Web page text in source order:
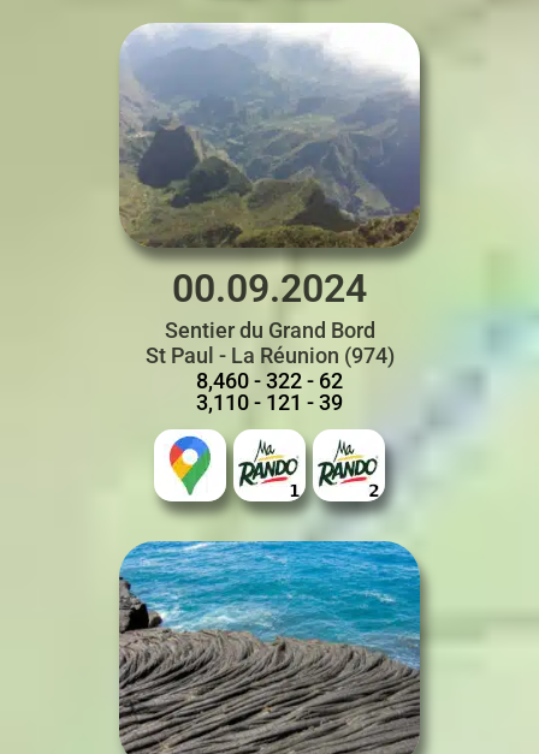
00.09.2024
Sentier du Grand Bord
St Paul - La Réunion (974)
8,460 - 322 - 62
3,110 - 121 - 39